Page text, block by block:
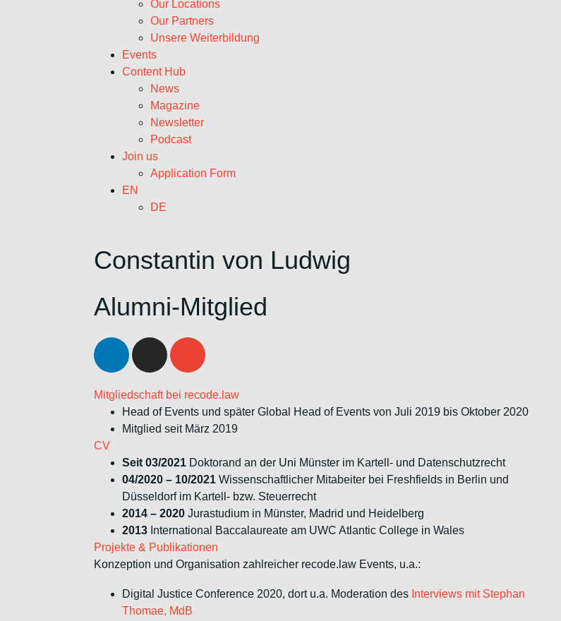
Our Locations
Our Partners
Unsere Weiterbildung
Events
Content Hub
News
Magazine
Newsletter
Podcast
Join us
Application Form
EN
DE
Constantin von Ludwig
Alumni-Mitglied
Mitgliedschaft bei recode.law
Head of Events und später Global Head of Events von Juli 2019 bis Oktober 2020
Mitglied seit März 2019
CV
Seit 03/2021 Doktorand an der Uni Münster im Kartell- und Datenschutzrecht
04/2020 – 10/2021 Wissenschaftlicher Mitabeiter bei Freshfields in Berlin und
Düsseldorf im Kartell- bzw. Steuerrecht
2014 – 2020 Jurastudium in Münster, Madrid und Heidelberg
2013 International Baccalaureate am UWC Atlantic College in Wales
Projekte & Publikationen
Konzeption und Organisation zahlreicher recode.law Events, u.a.:
Digital Justice Conference 2020, dort u.a. Moderation des Interviews mit Stephan
Thomae, MdB